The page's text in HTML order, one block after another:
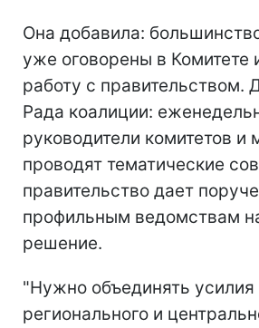
Она добавила:
уже оговорены в Комитете
работу с правительством.
Рада коалиции:
руководители комитетов и
проводят тематические
правительство дает
профильным ведомствам
решение.
"Нужно объединять усилия
регионального и